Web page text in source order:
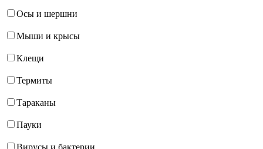
Осы и шершни
Мыши и крысы
Клещи
Термиты
Тараканы
Пауки
Вирусы и бактерии